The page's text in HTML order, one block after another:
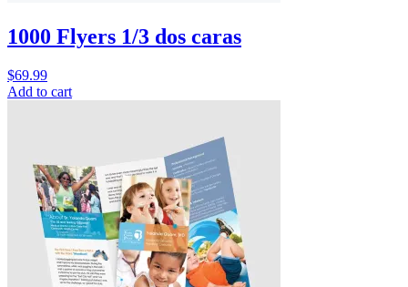
1000 Flyers 1/3 dos caras
$69.99
Add to cart